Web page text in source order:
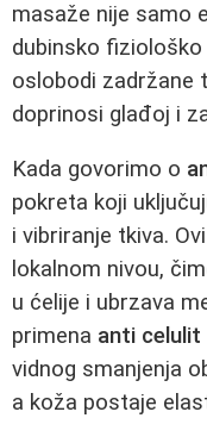
masaže nije samo
dubinsko
oslobodi zadržane
doprinosi glađoj i
Kada govorimo o
pokreta koji
i vibriranje tkiva.
lokalnom nivou,
u ćelije i ubrzava
primena anti celulit
vidnog smanjenja
a koža postaje